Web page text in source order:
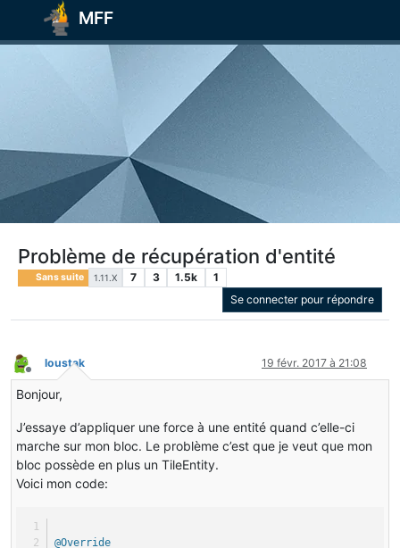
MFF
Problème de récupération d'entité
Sans suite 1.11.X 7 3 1.5k
1
Se connecter pour répondre
Hors-ligne
loustak 19 févr. 2017 à 21:08
Bonjour,
J’essaye d’appliquer une force à une entité quand c’elle-ci
marche sur mon bloc. Le problème c’est que je veut que mon
bloc possède en plus un TileEntity.
Voici mon code:
@Override